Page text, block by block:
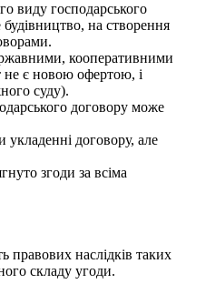
виду господарського
на створення
кооперативними
не є новою офертою, і
суду).
договору може
договору, але
згоди за всіма
наслідків таких
складу угоди.